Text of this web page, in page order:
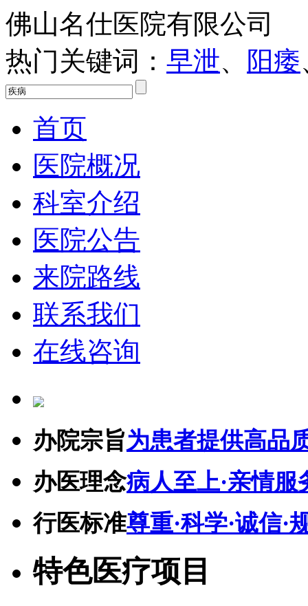
佛山名仕医院有限公司
热门关键词： 早泄、 阳痿
首页
医院概况
科室介绍
医院公告
来院路线
联系我们
在线咨询
办院宗旨为患者提供高品
办医理念病人至上·亲情服
行医标准尊重·科学·诚信·
特色医疗项目